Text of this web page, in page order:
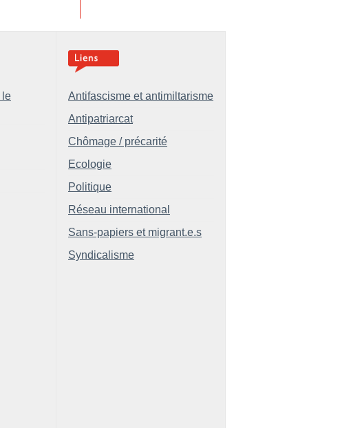
le
Antifascisme et antimiltarisme
Antipatriarcat
Chômage / précarité
Ecologie
Politique
Réseau international
Sans-papiers et migrant.e.s
Syndicalisme